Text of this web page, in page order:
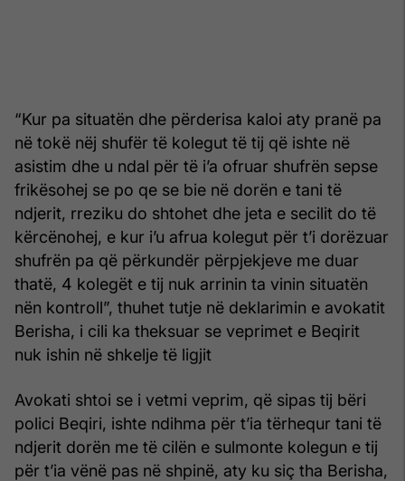
“Kur pa situatën dhe përderisa kaloi aty pranë pa
në tokë nëj shufër të kolegut të tij që ishte në
asistim dhe u ndal për të i’a ofruar shufrën sepse
frikësohej se po qe se bie në dorën e tani të
ndjerit, rreziku do shtohet dhe jeta e secilit do të
kërcënohej, e kur i’u afrua kolegut për t’i dorëzuar
shufrën pa që përkundër përpjekjeve me duar
thatë, 4 kolegët e tij nuk arrinin ta vinin situatën
nën kontroll”, thuhet tutje në deklarimin e avokatit
Berisha, i cili ka theksuar se veprimet e Beqirit
nuk ishin në shkelje të ligjit
Avokati shtoi se i vetmi veprim, që sipas tij bëri
polici Beqiri, ishte ndihma për t’ia tërhequr tani të
ndjerit dorën me të cilën e sulmonte kolegun e tij
për t’ia vënë pas në shpinë, aty ku siç tha Berisha,